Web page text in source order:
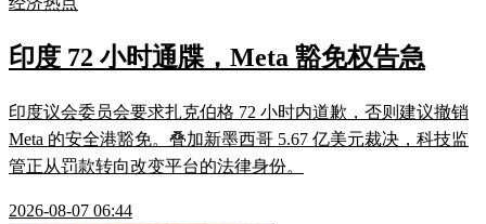
印度 72 小时通牒，Meta 豁免权告急
印度议会委员会要求扎克伯格 72 小时内道歉，否则建议撤销
Meta 的安全港豁免。叠加新墨西哥 5.67 亿美元裁决，科技监
管正从罚款转向改变平台的法律身份。
2026-08-07 06:44